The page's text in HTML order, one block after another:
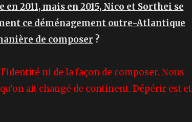
2011, mais en 2015, Nico et Sorthei se
ce déménagement outre-Atlantique
de composer ?
ni de la façon de composer. Nous
ait changé de continent. Dépérir est et